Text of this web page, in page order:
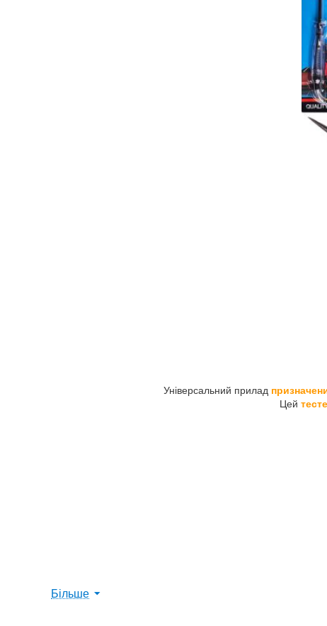
Універсальний прилад
Цей
Більше